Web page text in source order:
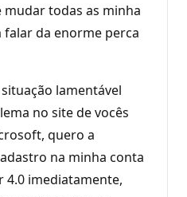
todas as minha
falar da enorme perca
lamentável
no site de vocês
quero a
na minha conta
4.0 imediatamente,